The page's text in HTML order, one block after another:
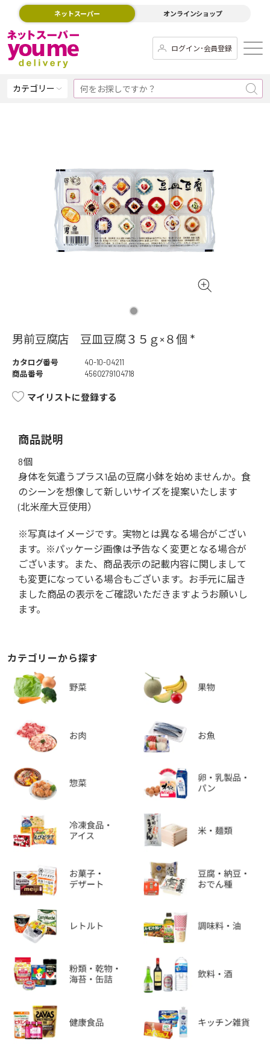
ネットスーパー オンラインショップ
ログイン･会員登録
カテゴリー
男前豆腐店 豆皿豆腐３５ｇ×８個 *
カタログ番号
40-10-04211
商品番号
4560279104718
マイリストに登録する
商品説明
8個
身体を気遣うプラス1品の豆腐小鉢を始めませんか。食
のシーンを想像して新しいサイズを提案いたします
(北米産大豆使用）
※写真はイメージです。実物とは異なる場合がござい
ます。※パッケージ画像は予告なく変更となる場合が
ございます。また、商品表示の記載内容に関しまして
も変更になっている場合もございます。お手元に届き
ました商品の表示をご確認いただきますようお願いし
ます。
カテゴリーから探す